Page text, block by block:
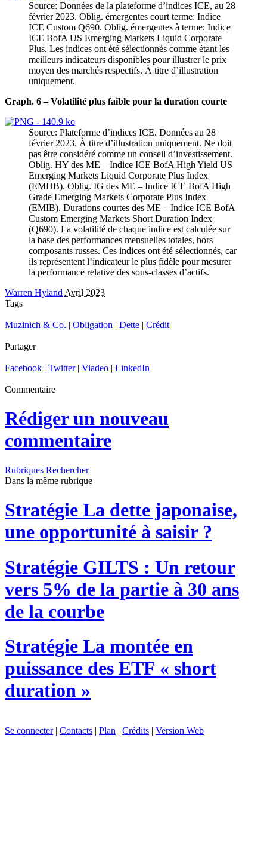
Source: Données de la plateforme d’indices ICE, au 28
février 2023. Oblig. émergentes court terme: Indice
ICE Custom Q690. Oblig. émergentes à terme: Indice
ICE BofA US Emerging Markets Liquid Corporate
Plus. Les indices ont été sélectionnés comme étant les
meilleurs indicateurs disponibles pour illustrer le prix
moyen des marchés respectifs. À titre d’illustration
uniquement.
Graph. 6 – Volatilité plus faible pour la duration courte
Source: Plateforme d’indices ICE. Données au 28
février 2023. À titre d’illustration uniquement. Ne doit
pas être considéré comme un conseil d’investissement.
Oblig. HY des ME – Indice ICE BofA High Yield US
Emerging Markets Liquid Corporate Plus Index
(EMHB). Oblig. IG des ME – Indice ICE BofA High
Grade Emerging Markets Corporate Plus Index
(EMIB). Durations courtes des ME – Indice ICE BofA
Custom Emerging Markets Short Duration Index
(Q690). La volatilité de chaque indice est calculée sur
la base des performances mensuelles totales, hors
composants russes. Ces indices ont été sélectionnés, car
ils représentent l’indicateur le plus fidèle pour mesurer
la performance relative des sous-classes d’actifs.
Warren Hyland Avril 2023
Tags
Muzinich & Co. | Obligation | Dette | Crédit
Partager
Facebook | Twitter| Viadeo | LinkedIn
Commentaire
Rédiger un nouveau
commentaire
Rubriques Rechercher
Dans la même rubrique
Stratégie La dette japonaise,
une opportunité à saisir ?
Stratégie GILTS : Un retour
vers 5% de la partie à 30 ans
de la courbe
Stratégie La montée en
puissance des ETF « short
duration »
Se connecter| Contacts | Plan | Crédits | Version Web